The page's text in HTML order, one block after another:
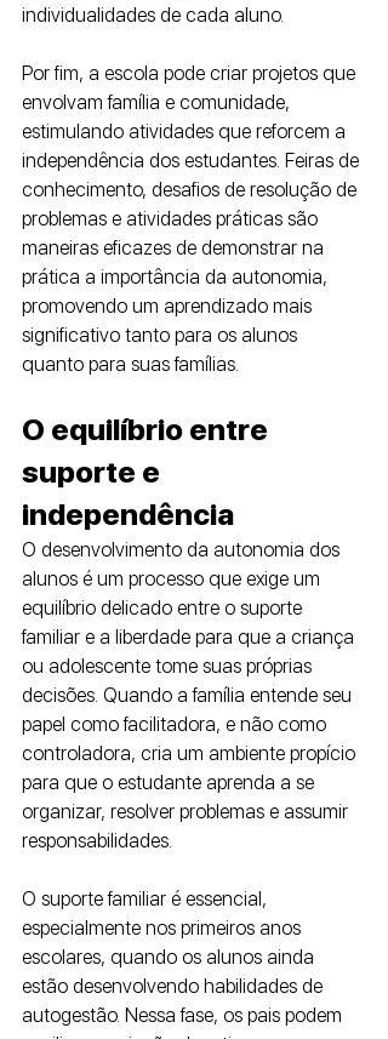
individualidades de cada aluno.
Por fim, a escola pode criar projetos que
envolvam família e comunidade,
estimulando atividades que reforcem a
independência dos estudantes. Feiras de
conhecimento, desafios de resolução de
problemas e atividades práticas são
maneiras eficazes de demonstrar na
prática a importância da autonomia,
promovendo um aprendizado mais
significativo tanto para os alunos
quanto para suas famílias.
O equilíbrio entre
suporte e
independência
O desenvolvimento da autonomia dos
alunos é um processo que exige um
equilíbrio delicado entre o suporte
familiar e a liberdade para que a criança
ou adolescente tome suas próprias
decisões. Quando a família entende seu
papel como facilitadora, e não como
controladora, cria um ambiente propício
para que o estudante aprenda a se
organizar, resolver problemas e assumir
responsabilidades.
O suporte familiar é essencial,
especialmente nos primeiros anos
escolares, quando os alunos ainda
estão desenvolvendo habilidades de
autogestão. Nessa fase, os pais podem